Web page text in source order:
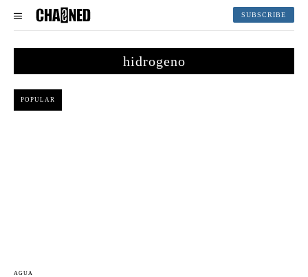
SUBSCRIBE
hidrogeno
POPULAR
AGUA